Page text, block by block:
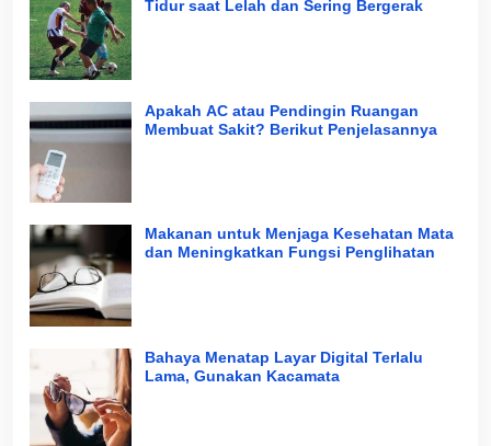
Tidur saat Lelah dan Sering Bergerak
Apakah AC atau Pendingin Ruangan
Membuat Sakit? Berikut Penjelasannya
Makanan untuk Menjaga Kesehatan Mata
dan Meningkatkan Fungsi Penglihatan
Bahaya Menatap Layar Digital Terlalu
Lama, Gunakan Kacamata